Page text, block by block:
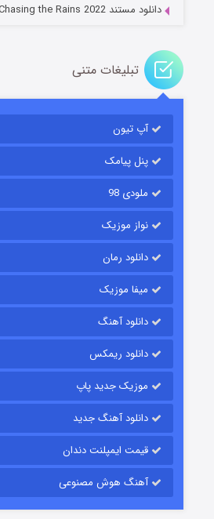
قسمت
دانلود مستند Chasing the Rains 2022
تبلیغات متنی
آپ تیون
پنل پیامک
ملودی 98
نواز موزیک
دانلود رمان
میفا موزیک
دانلود آهنگ
دانلود ریمکس
موزیک جدید پاپ
دانلود آهنگ جدید
قیمت ایمپلنت دندان
آهنگ هوش مصنوعی